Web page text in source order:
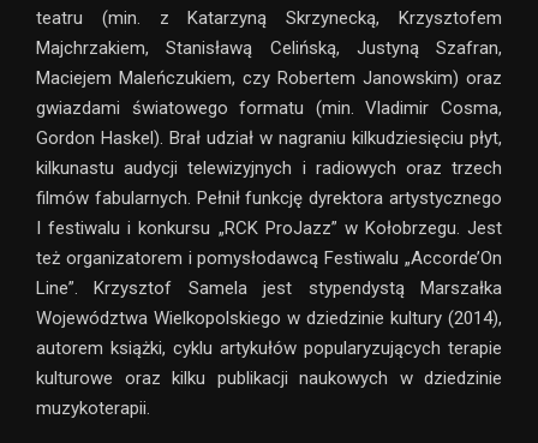
teatru (min. z Katarzyną Skrzynecką, Krzysztofem
Majchrzakiem, Stanisławą Celińską, Justyną Szafran,
Maciejem Maleńczukiem, czy Robertem Janowskim) oraz
gwiazdami światowego formatu (min. Vladimir Cosma,
Gordon Haskel). Brał udział w nagraniu kilkudziesięciu płyt,
kilkunastu audycji telewizyjnych i radiowych oraz trzech
filmów fabularnych. Pełnił funkcję dyrektora artystycznego
I festiwalu i konkursu „RCK ProJazz” w Kołobrzegu. Jest
też organizatorem i pomysłodawcą Festiwalu „Accorde’On
Line”. Krzysztof Samela jest stypendystą Marszałka
Województwa Wielkopolskiego w dziedzinie kultury (2014),
autorem książki, cyklu artykułów popularyzujących terapie
kulturowe oraz kilku publikacji naukowych w dziedzinie
muzykoterapii.